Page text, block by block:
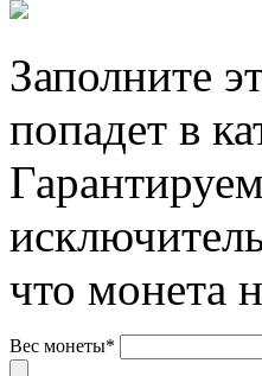
Заполните
попадет в
что монета
Вес монеты*